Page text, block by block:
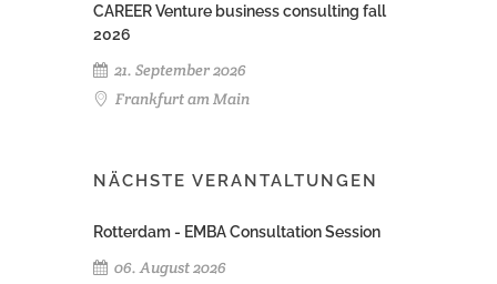
CAREER Venture business consulting fall
2026
21. September 2026
Frankfurt am Main
NÄCHSTE VERANTALTUNGEN
Rotterdam - EMBA Consultation Session
06. August 2026